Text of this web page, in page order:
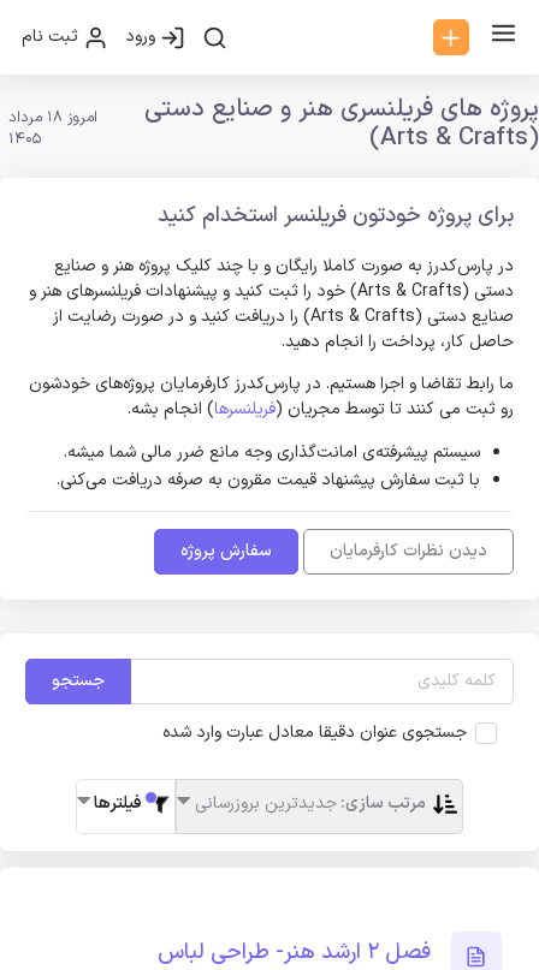
ورود ثبت نام
پروژه های فریلنسری هنر و صنایع دستی
(Arts & Crafts)
امروز 18 مرداد
1405
برای پروژه خودتون فریلنسر استخدام کنید
در پارس‌کدرز به صورت کاملا رایگان و با چند کلیک پروژه هنر و صنایع
دستی (Arts & Crafts) خود را ثبت کنید و پیشنهادات فریلنسر‌های هنر و
صنایع دستی (Arts & Crafts) را دریافت کنید و در صورت رضایت از
حاصل کار، پرداخت را انجام دهید.
ما رابط تقاضا و اجرا هستیم. در پارس‌کدرز کارفرمایان پروژه‌های خودشون
رو ثبت می کنند تا توسط مجریان (فریلنسرها) انجام بشه.
سیستم پیشرفته‌ی امانت‌گذاری وجه مانع ضرر مالی شما میشه.
با ثبت سفارش پیشنهاد قیمت مقرون به صرفه دریافت می‌کنی.
دیدن نظرات کارفرمایان سفارش پروژه
جستجو
جستجوی عنوان دقیقا معادل عبارت وارد شده
مرتب سازی:جدیدترین بروزرسانی فیلترها
فصل 2 ارشد هنر- طراحی لباس